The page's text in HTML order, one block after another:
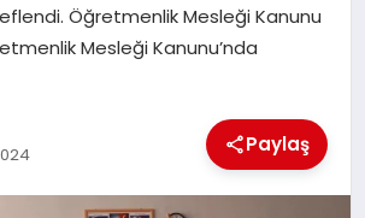
Öğretmenlik Mesleği Kanunu
Mesleği Kanunu’nda
Paylaş